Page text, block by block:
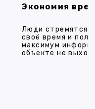
Экономия
Люди стремятся
своё время и
максимум
объекте не